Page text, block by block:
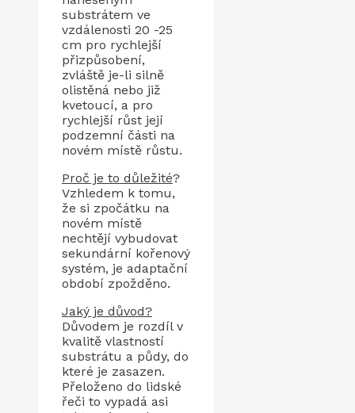
substrátem ve
vzdálenosti 20 -25
cm pro rychlejší
přizpůsobení,
zvláště je-li silně
olistěná nebo již
kvetoucí, a pro
rychlejší růst její
podzemní části na
novém místě růstu.
Proč je to důležité?
Vzhledem k tomu,
že si zpočátku na
novém místě
nechtějí vybudovat
sekundární kořenový
systém, je adaptační
období zpožděno.
Jaký je důvod?
Důvodem je rozdíl v
kvalitě vlastností
substrátu a půdy, do
které je zasazen.
Přeloženo do lidské
řeči to vypadá asi